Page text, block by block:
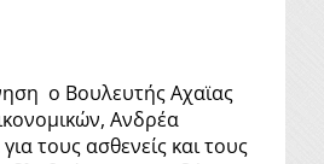
ο Βουλευτής Αχαϊας
Ανδρέα
τους ασθενείς και τους